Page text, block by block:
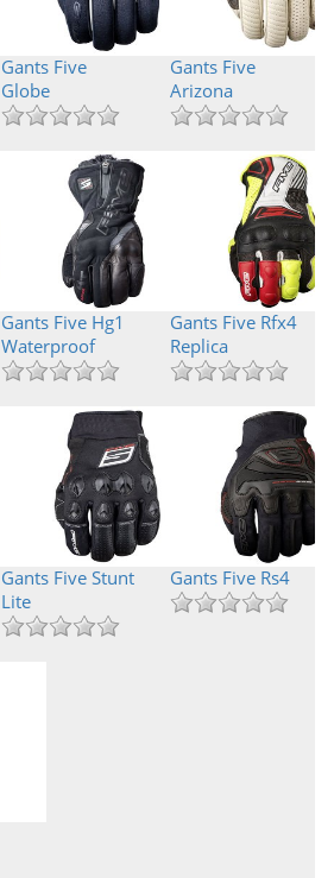
Gants Five
Globe
Gants Five
Arizona
Gants Five Hg1
Waterproof
Gants Five Rfx4
Replica
Gants Five Stunt
Lite
Gants Five Rs4